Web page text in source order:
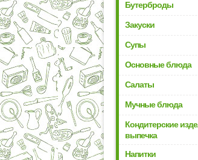
Бутерброды
Закуски
Супы
Основные блюда
Салаты
Мучные блюда
Кондитерские
выпечка
Напитки